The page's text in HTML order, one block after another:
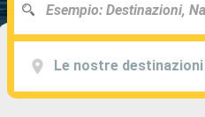
Le nostre destinazioni